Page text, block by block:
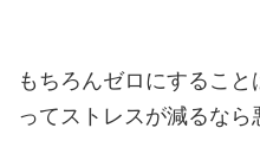
もちろんゼロにするこ
ってストレスが減るなら